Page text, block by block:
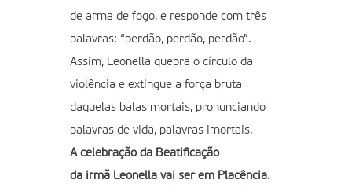
de arma de fogo, e responde com três
palavras: “perdão, perdão, perdão”.
Assim, Leonella quebra o círculo da
violência e extingue a força bruta
daquelas balas mortais, pronunciando
palavras de vida, palavras imortais.
A celebração da Beatificação
da irmã Leonella vai ser em Placência.